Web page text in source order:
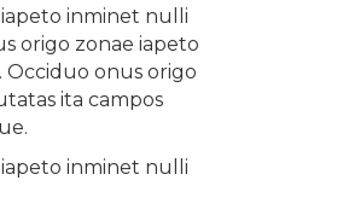
inminet nulli
origo zonae iapeto
onus origo
ita campos
inminet nulli